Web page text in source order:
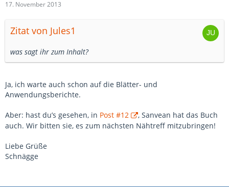
17. November 2013
Zitat von Jules1
was sagt ihr zum Inhalt?
Ja, ich warte auch schon auf die Blätter- und
Anwendungsberichte.
Aber: hast du’s gesehen, in Post #12
, Sanvean hat das Buch
auch. Wir bitten sie, es zum nächsten Nähtreff mitzubringen!
Liebe Grüße
Schnägge